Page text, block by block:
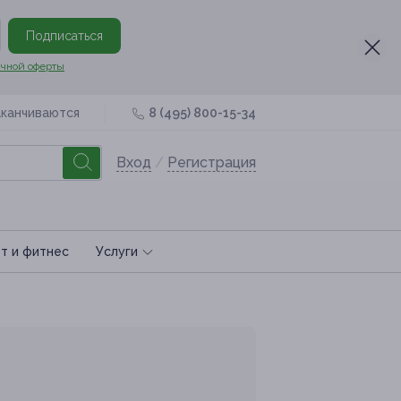
Подписаться
оферты
8 (495) 800-15-34
Вход / Регистрация
и фитнес Услуги